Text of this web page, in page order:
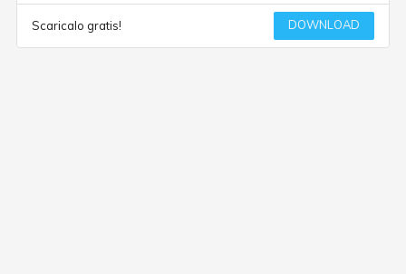
Scaricalo gratis! DOWNLOAD